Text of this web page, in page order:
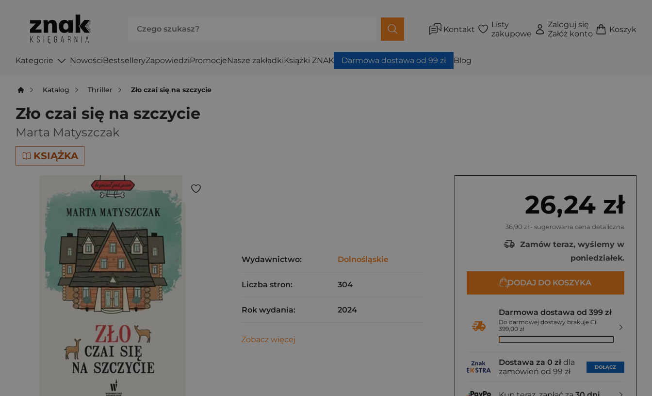
Kontakt
Listy
zakupowe
Zaloguj się
Załóż konto
Koszyk
Kategorie NowościBestselleryZapowiedziPromocjeNasze zakładkiKsiążki ZNAK Darmowa dostawa od 99 zł Blog
Katalog Thriller Zło czai się na szczycie
Zło czai się na szczycie
Marta Matyszczak
KSIĄŻKA
26,24 zł
36,90 zł - sugerowana cena detaliczna
Zamów teraz, wyślemy w
poniedziałek.
DODAJ DO KOSZYKA
Darmowa dostawa od 399 zł
Do darmowej dostawy brakuje Ci
399,00 zł
Dostawa za 0 zł dla
zamówień od 99 zł
DOŁĄCZ
Wydawnictwo: Dolnośląskie
Liczba stron: 304
Rok wydania: 2024
Zobacz więcej